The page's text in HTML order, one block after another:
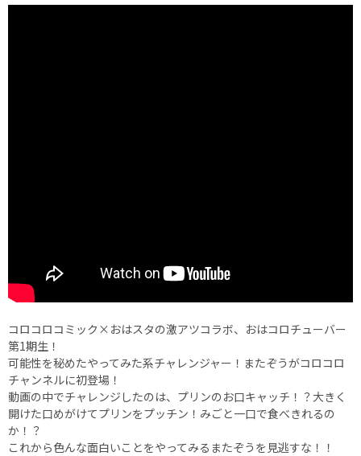
コロコロコミック×おはスタの激アツコラボ、おはコロチューバー
第1期生！
可能性を秘めたやってみた系チャレンジャー！またぞうがコロコロ
チャンネルに初登場！
動画の中でチャレンジしたのは、プリンのお口キャッチ！？大きく
開けた口めがけてプリンをプッチン！みごと一口で食べきれるの
か！？
これから色んな面白いことをやってみるまたぞうを見逃すな！！